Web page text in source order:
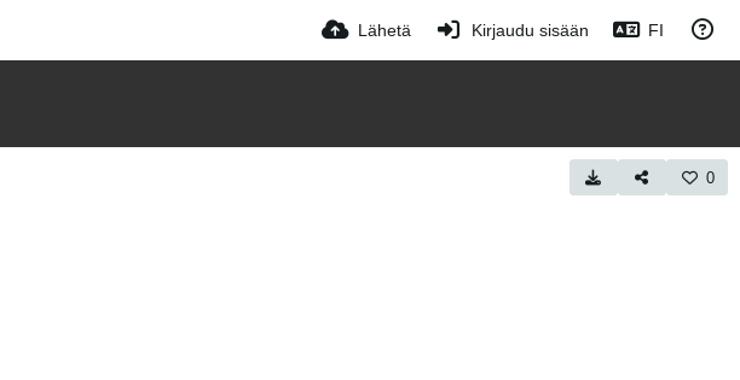
Lähetä Kirjaudu sisään FI
0